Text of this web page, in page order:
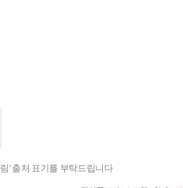
' 출처 표기를 부탁드립니다